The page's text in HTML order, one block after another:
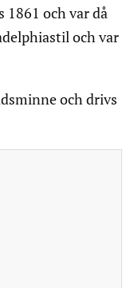
1861 och var då
och var
och drivs